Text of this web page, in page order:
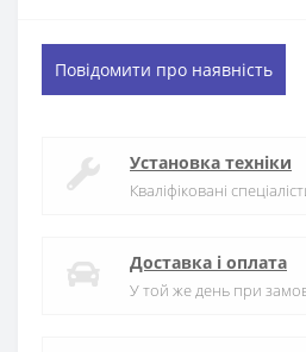
Повідомити про наявність
Установка техніки
Кваліфіковані
Доставка і оплата
У той же день при